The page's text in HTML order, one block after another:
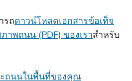
รถดาวน์โหลดเอกสารข้อเท็จ
าพถนน (PDF) ของเราสําหรับ
ถนนในพื้นที่ของคุณ